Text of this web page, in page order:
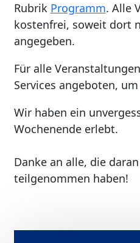
Rubrik Programm. Alle
kostenfrei, soweit dort
angegeben.
Für alle
Services angeboten,
Wir haben ein
Wochenende erlebt.
Danke an alle, die
teilgenommen haben!